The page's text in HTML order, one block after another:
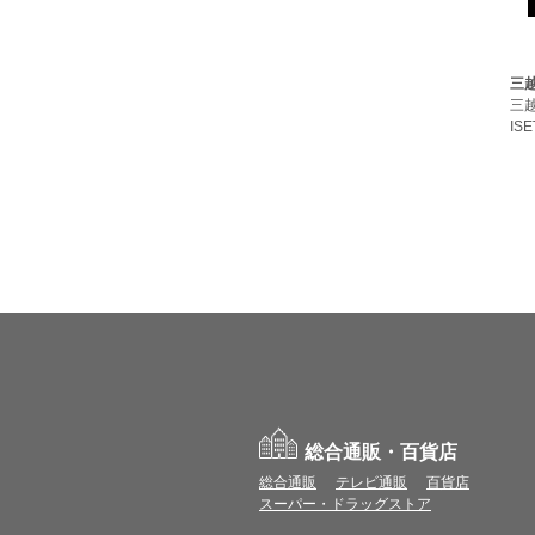
三
三
総合通販・百貨店
総合通販 テレビ通販
百貨店
スーパー・ドラッグストア